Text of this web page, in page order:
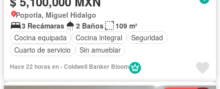
Popotla, Miguel Hidalgo
3 Recámaras
2 Baños
109 m²
Cocina equipada
Cocina integral
Seguridad
Cuarto de servicio
Sin amueblar
Hace 22 horas en - Coldwell Banker Bloom